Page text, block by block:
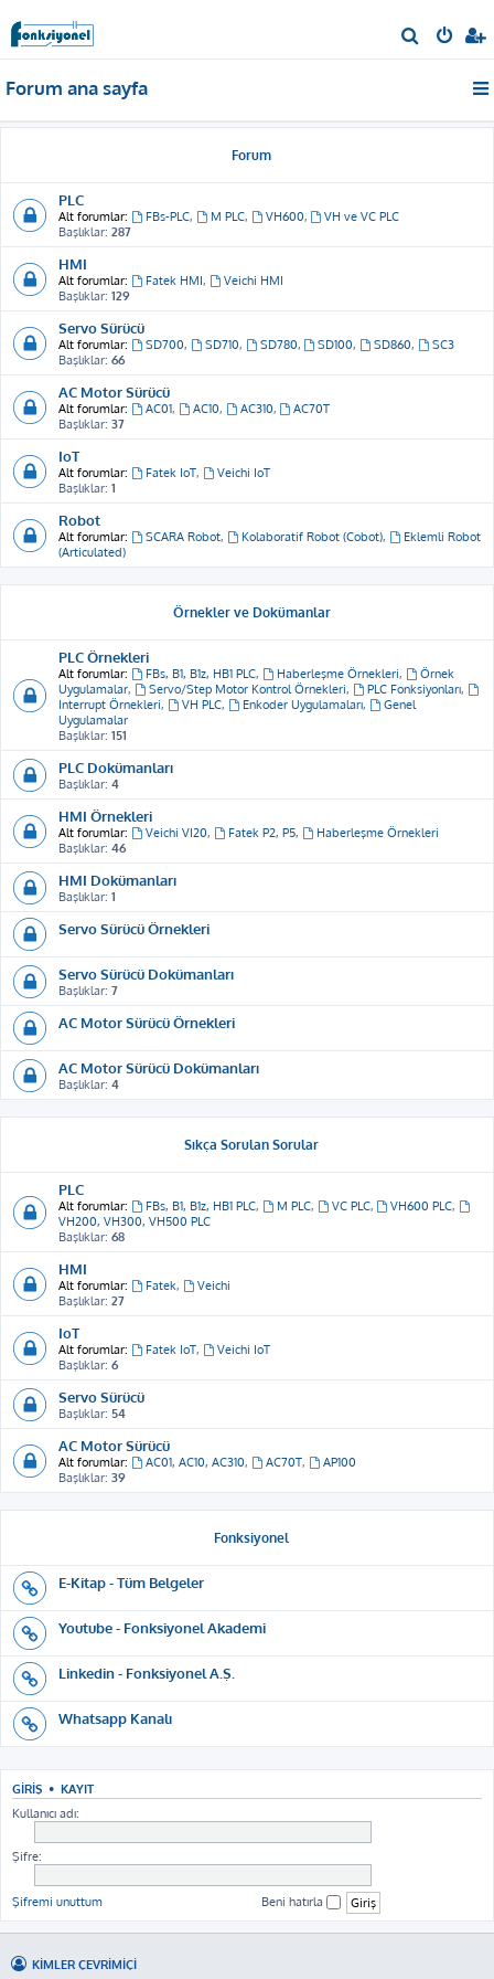
r
Forum ana sayfa
Forum
PLC
Alt forumlar: FBs-PLC, M PLC, VH600,
VH ve VC PLC
Başlıklar: 287
HMI
Alt forumlar: Fatek HMI,
Veichi HMI
Başlıklar: 129
Servo Sürücü
Alt forumlar: SD700, SD710, SD780, SD100, SD860,
SC3
Başlıklar: 66
AC Motor Sürücü
Alt forumlar: AC01, AC10, AC310,
AC70T
Başlıklar: 37
IoT
Alt forumlar: Fatek IoT,
Veichi IoT
Başlıklar: 1
Robot
Alt forumlar: SCARA Robot, Kolaboratif Robot (Cobot),
Eklemli Robot
(Articulated)
Örnekler ve Dokümanlar
PLC Örnekleri
Alt forumlar: FBs, B1, B1z, HB1 PLC, Haberleşme Örnekleri,
Örnek
Uygulamalar, Servo/Step Motor Kontrol Örnekleri, PLC Fonksiyonları,
Interrupt Örnekleri, VH PLC, Enkoder Uygulamaları,
Genel
Uygulamalar
Başlıklar: 151
PLC Dokümanları
Başlıklar: 4
HMI Örnekleri
Alt forumlar: Veichi VI20, Fatek P2, P5,
Haberleşme Örnekleri
Başlıklar: 46
HMI Dokümanları
Başlıklar: 1
Servo Sürücü Örnekleri
Servo Sürücü Dokümanları
Başlıklar: 7
AC Motor Sürücü Örnekleri
AC Motor Sürücü Dokümanları
Başlıklar: 4
Sıkça Sorulan Sorular
PLC
Alt forumlar: FBs, B1, B1z, HB1 PLC, M PLC, VC PLC, VH600 PLC,
VH200, VH300, VH500 PLC
Başlıklar: 68
HMI
Alt forumlar: Fatek,
Veichi
Başlıklar: 27
IoT
Alt forumlar: Fatek IoT,
Veichi IoT
Başlıklar: 6
Servo Sürücü
Başlıklar: 54
AC Motor Sürücü
Alt forumlar: AC01, AC10, AC310, AC70T,
AP100
Başlıklar: 39
Fonksiyonel
E-Kitap - Tüm Belgeler
Youtube - Fonksiyonel Akademi
Linkedin - Fonksiyonel A.Ş.
Whatsapp Kanalı
GIRIŞ • KAYIT
Kullanıcı adı:
Şifre:
Şifremi unuttum Beni hatırla
KIMLER ÇEVRIMIÇI